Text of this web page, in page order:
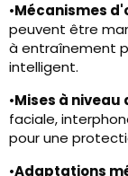
•Mécanismes
peuvent être
à entraînement
intelligent.
•Mises à niveau
faciale,
pour une
•Adaptations